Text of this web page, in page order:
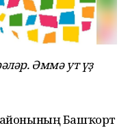
Әммә ут үҙ
Башҡорт